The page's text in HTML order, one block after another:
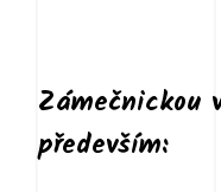
Zámečnickou
především: